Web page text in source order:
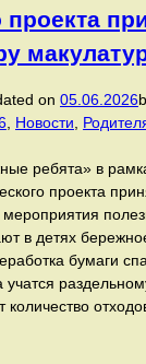
проекта
on 05.06.2026
Новости
ребята» в
проекта
в детях
бумаги